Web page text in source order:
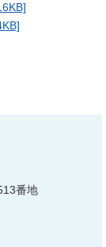
番地